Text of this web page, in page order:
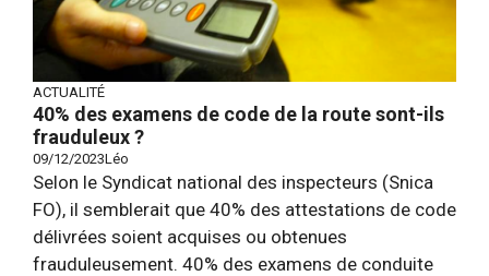
ACTUALITÉ
40% des examens de code de la route sont-ils
frauduleux ?
09/12/2023Léo
Selon le Syndicat national des inspecteurs (Snica
FO), il semblerait que 40% des attestations de code
délivrées soient acquises ou obtenues
frauduleusement. 40% des examens de conduite